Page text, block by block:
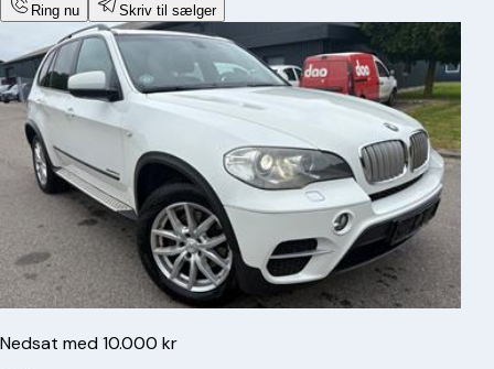
Ring nu Skriv til sælger
Nedsat med 10.000 kr